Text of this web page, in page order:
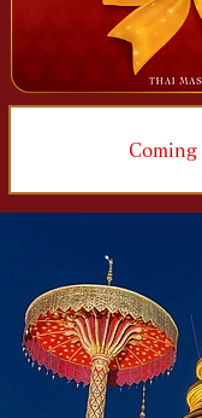
Coming